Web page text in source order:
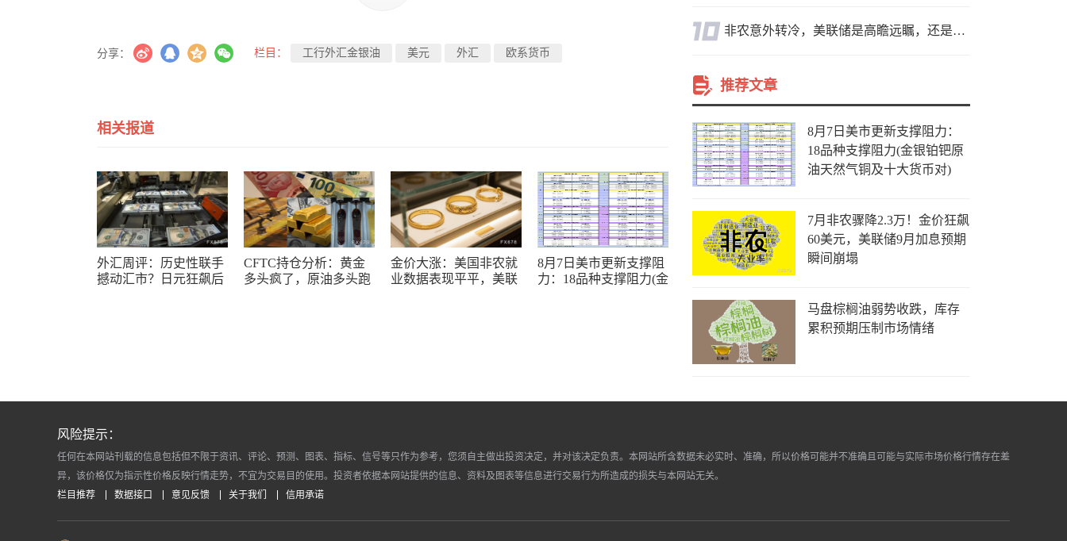
分享： 栏目： 工行外汇金银油 美元 外汇 欧系货币
相关报道
外汇周评：历史性联手
撼动汇市？日元狂飙后
CFTC持仓分析：黄金
多头疯了，原油多头跑
金价大涨：美国非农就
业数据表现平平，美联
8月7日美市更新支撑阻
力：18品种支撑阻力(金
非农意外转冷，美联储是高瞻远瞩，还是政治默契？
推荐文章
8月7日美市更新支撑阻力：
18品种支撑阻力(金银铂钯原
油天然气铜及十大货币对)
7月非农骤降2.3万！金价狂飙
60美元，美联储9月加息预期
瞬间崩塌
马盘棕榈油弱势收跌，库存
累积预期压制市场情绪
风险提示：
任何在本网站刊载的信息包括但不限于资讯、评论、预测、图表、指标、信号等只作为参考，您须自主做出投资决定，并对该决定负责。本网站所含数据未必实时、准确，所以价格可能并不准确且可能与实际市场价格行情存在差
异，该价格仅为指示性价格反映行情走势，不宜为交易目的使用。投资者依据本网站提供的信息、资料及图表等信息进行交易行为所造成的损失与本网站无关。
栏目推荐
数据接口 意见反馈 关于我们 信用承诺